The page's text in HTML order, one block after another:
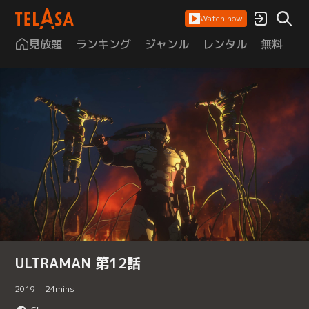
Watch now
見放題 ランキング ジャンル レンタル 無料
ULTRAMAN 第12話
2019 24mins